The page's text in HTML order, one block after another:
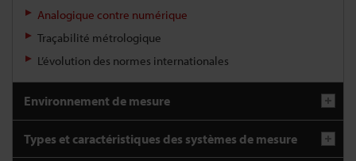
Analogique contre numérique
Traçabilité métrologique
L’évolution des normes internationales
Environnement de mesure
Types et caractéristiques des systèmes de mesure